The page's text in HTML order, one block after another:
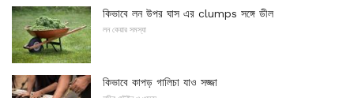
কিভাবে লন উপর ঘাস এর clumps সঙ্গে ডীল
লন কেয়ার সমস্যা
কিভাবে কাপড় গালিচা যাও সজ্জা